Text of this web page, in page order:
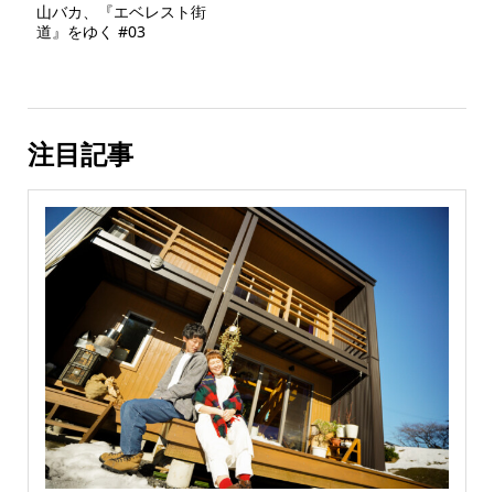
山バカ、『エベレスト街
道』をゆく #03
注目記事